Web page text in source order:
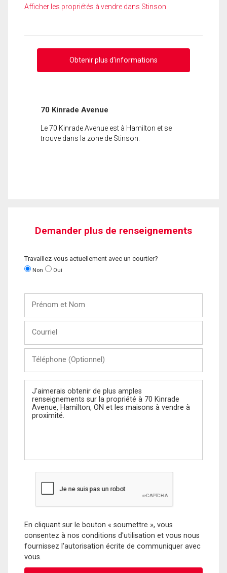
Afficher les propriétés à vendre dans Stinson
Obtenir plus d'informations
70 Kinrade Avenue
Le 70 Kinrade Avenue est à Hamilton et se
trouve dans la zone de Stinson.
Demander plus de renseignements
Travaillez-vous actuellement avec un courtier?
Non Oui
Nom
(Optionnel)
Message
En cliquant sur le bouton « soumettre », vous
consentez à nos conditions d'utilisation et vous nous
fournissez l'autorisation écrite de communiquer avec
vous.